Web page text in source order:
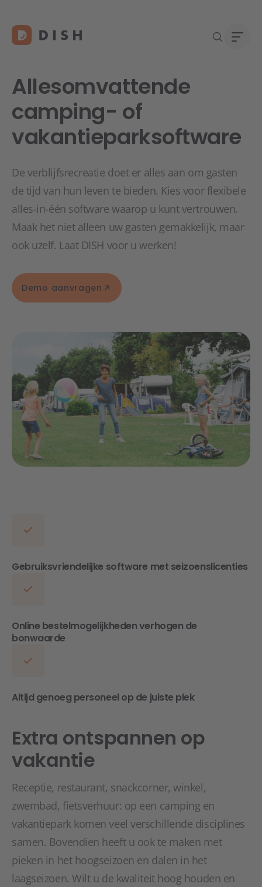
Allesomvattende
camping- of
vakantieparksoftware
De verblijfsrecreatie doet er alles aan om gasten
de tijd van hun leven te bieden. Kies voor flexibele
alles-in-één software waarop u kunt vertrouwen.
Maak het niet alleen uw gasten gemakkelijk, maar
ook uzelf. Laat DISH voor u werken!
Demo aanvragen
Gebruiksvriendelijke software met seizoenslicenties
Online bestelmogelijkheden verhogen de
bonwaarde
Altijd genoeg personeel op de juiste plek
Extra ontspannen op
vakantie
Receptie, restaurant, snackcorner, winkel,
zwembad, fietsverhuur: op een camping en
vakantiepark komen veel verschillende disciplines
samen. Bovendien heeft u ook te maken met
pieken in het hoogseizoen en dalen in het
laagseizoen. Wilt u de kwaliteit hoog houden en